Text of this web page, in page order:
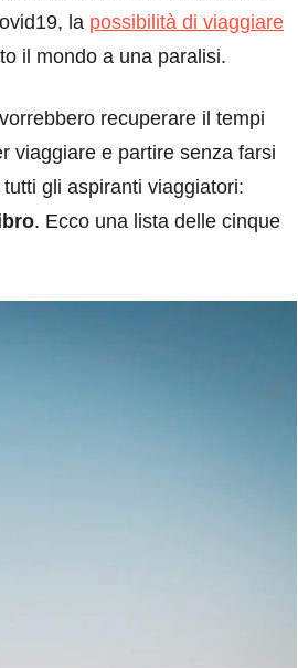
la possibilità di viaggiare
il mondo a una paralisi.
recuperare il tempi
viaggiare e partire senza farsi
gli aspiranti viaggiatori:
. Ecco una lista delle cinque